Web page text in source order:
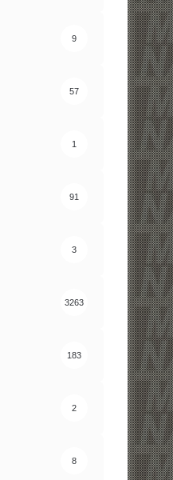
9
57
1
91
3
3263
183
2
8